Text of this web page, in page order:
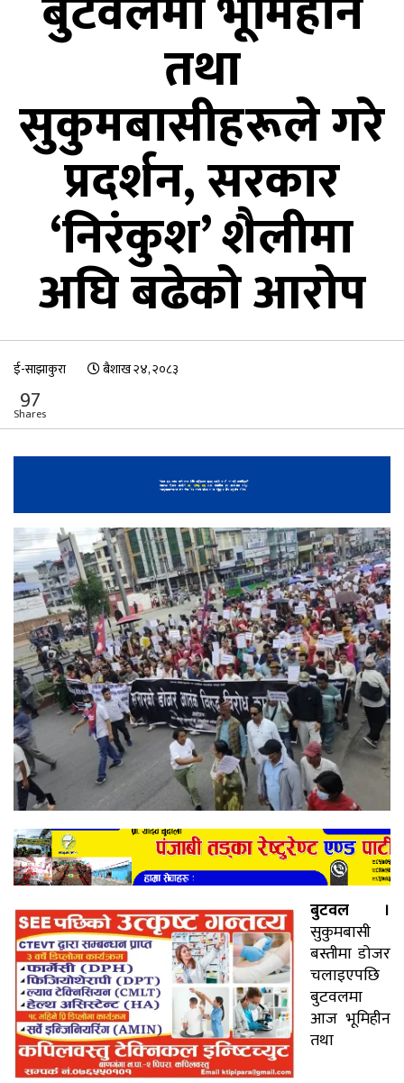
तथा
सुकुमबासीहरूले गरे
प्रदर्शन, सरकार
‘निरंकुश’ शैलीमा
अघि बढेको आरोप
ई-साझाकुरा बैशाख २४, २०८३
97
Shares
बुटवल ।
सुकुमबासी
बस्तीमा डोजर
चलाइएपछि
बुटवलमा
आज भूमिहीन
तथा